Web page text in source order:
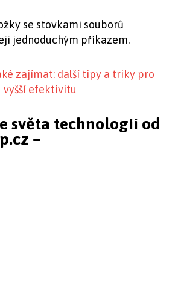
se stovkami souborů
jednoduchým příkazem.
zajímat: další tipy a triky pro
vyšší efektivitu
světa technologií od
–